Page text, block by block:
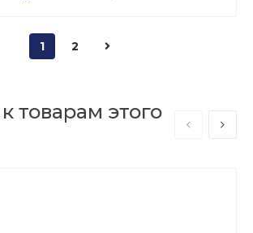
1 2
товарам этого